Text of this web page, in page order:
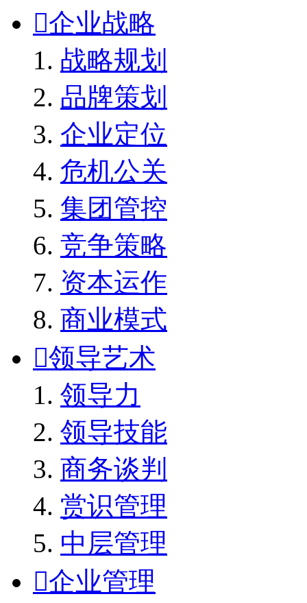
企业战略
战略规划
品牌策划
企业定位
危机公关
集团管控
竞争策略
资本运作
商业模式
领导艺术
领导力
领导技能
商务谈判
赏识管理
中层管理
企业管理